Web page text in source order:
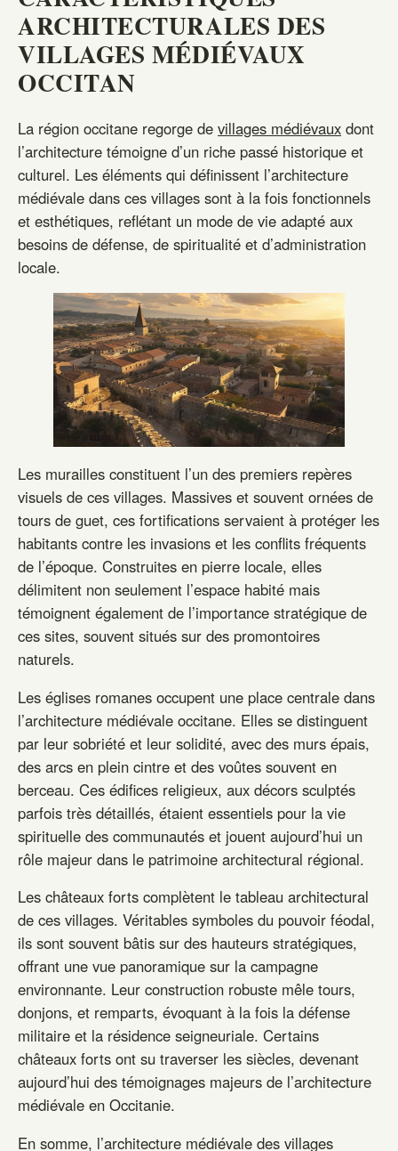
ARCHITECTURALES DES
VILLAGES MÉDIÉVAUX
OCCITAN
La région occitane regorge de villages médiévaux dont
l’architecture témoigne d’un riche passé historique et
culturel. Les éléments qui définissent l’architecture
médiévale dans ces villages sont à la fois fonctionnels
et esthétiques, reflétant un mode de vie adapté aux
besoins de défense, de spiritualité et d’administration
locale.
Les murailles constituent l’un des premiers repères
visuels de ces villages. Massives et souvent ornées de
tours de guet, ces fortifications servaient à protéger les
habitants contre les invasions et les conflits fréquents
de l’époque. Construites en pierre locale, elles
délimitent non seulement l’espace habité mais
témoignent également de l’importance stratégique de
ces sites, souvent situés sur des promontoires
naturels.
Les églises romanes occupent une place centrale dans
l’architecture médiévale occitane. Elles se distinguent
par leur sobriété et leur solidité, avec des murs épais,
des arcs en plein cintre et des voûtes souvent en
berceau. Ces édifices religieux, aux décors sculptés
parfois très détaillés, étaient essentiels pour la vie
spirituelle des communautés et jouent aujourd’hui un
rôle majeur dans le patrimoine architectural régional.
Les châteaux forts complètent le tableau architectural
de ces villages. Véritables symboles du pouvoir féodal,
ils sont souvent bâtis sur des hauteurs stratégiques,
offrant une vue panoramique sur la campagne
environnante. Leur construction robuste mêle tours,
donjons, et remparts, évoquant à la fois la défense
militaire et la résidence seigneuriale. Certains
châteaux forts ont su traverser les siècles, devenant
aujourd’hui des témoignages majeurs de l’architecture
médiévale en Occitanie.
En somme, l’architecture médiévale des villages